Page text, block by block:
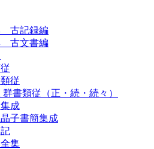
古記録編
古文書編
従
書類従（正・続・続々）
成
子書簡集成
集